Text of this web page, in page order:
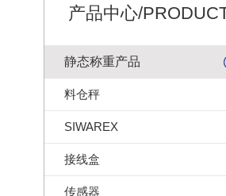
产品中心/
静态称重产品
料仓秤
SIWAREX
接线盒
传感器